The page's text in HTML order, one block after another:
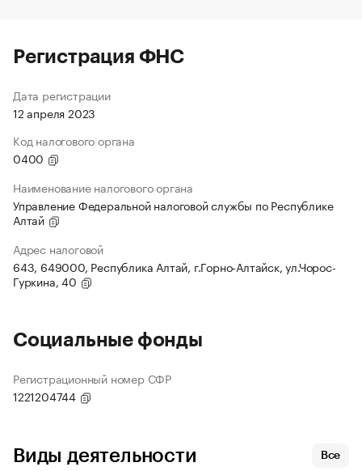
Регистрация ФНС
Дата регистрации
12 апреля 2023
Код налогового органа
0400
Наименование налогового органа
Управление Федеральной налоговой службы по Республике
Алтай
Адрес налоговой
643, 649000, Республика Алтай, г.Горно-Алтайск, ул.Чорос-
Гуркина, 40
Социальные фонды
Регистрационный номер СФР
1221204744
Виды деятельности Все